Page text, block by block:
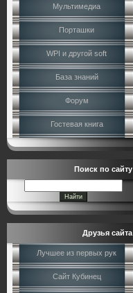
Мультимедиа
Порташки
WPI и другой soft
База знаний
Форум
Гостевая книга
Поиск по сайту
Друзья сайта
Лучшее из первых рук
Сайт Кубинец